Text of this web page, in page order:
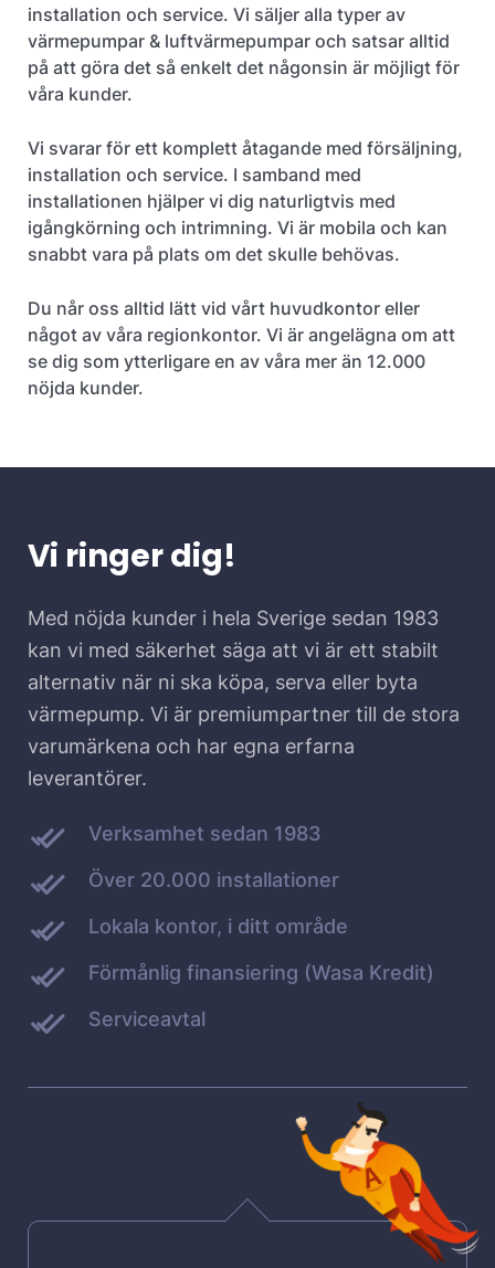
installation och service. Vi säljer alla typer av
värmepumpar & luftvärmepumpar och satsar alltid
på att göra det så enkelt det någonsin är möjligt för
våra kunder.
Vi svarar för ett komplett åtagande med försäljning,
installation och service. I samband med
installationen hjälper vi dig naturligtvis med
igångkörning och intrimning. Vi är mobila och kan
snabbt vara på plats om det skulle behövas.
Du når oss alltid lätt vid vårt huvudkontor eller
något av våra regionkontor. Vi är angelägna om att
se dig som ytterligare en av våra mer än 12.000
nöjda kunder.
Vi ringer dig!
Med nöjda kunder i hela Sverige sedan 1983
kan vi med säkerhet säga att vi är ett stabilt
alternativ när ni ska köpa, serva eller byta
värmepump. Vi är premiumpartner till de stora
varumärkena och har egna erfarna
leverantörer.
Verksamhet sedan 1983
Över 20.000 installationer
Lokala kontor, i ditt område
Förmånlig finansiering (Wasa Kredit)
Serviceavtal